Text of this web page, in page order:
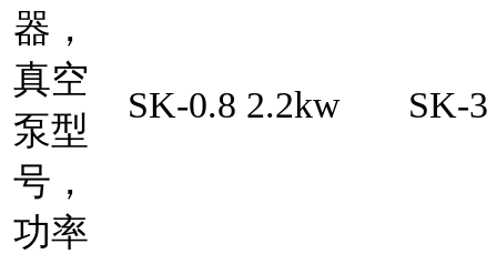
器，
真空
泵型
号，
功率
SK-0.8 2.2kw SK-